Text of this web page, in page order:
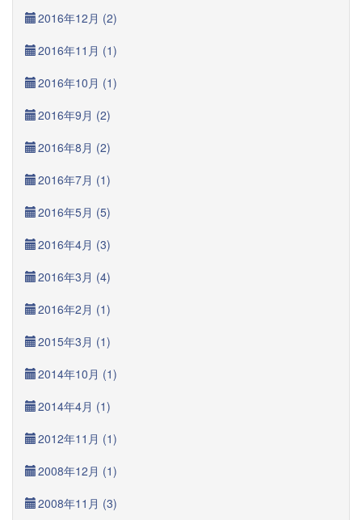
2016年12月 (2)
2016年11月 (1)
2016年10月 (1)
2016年9月 (2)
2016年8月 (2)
2016年7月 (1)
2016年5月 (5)
2016年4月 (3)
2016年3月 (4)
2016年2月 (1)
2015年3月 (1)
2014年10月 (1)
2014年4月 (1)
2012年11月 (1)
2008年12月 (1)
2008年11月 (3)